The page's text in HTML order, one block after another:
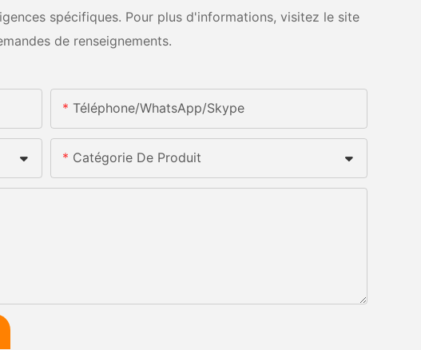
spécifiques. Pour plus d'informations, visitez le site
de renseignements.
Téléphone/WhatsApp/Skype
Catégorie De Produit